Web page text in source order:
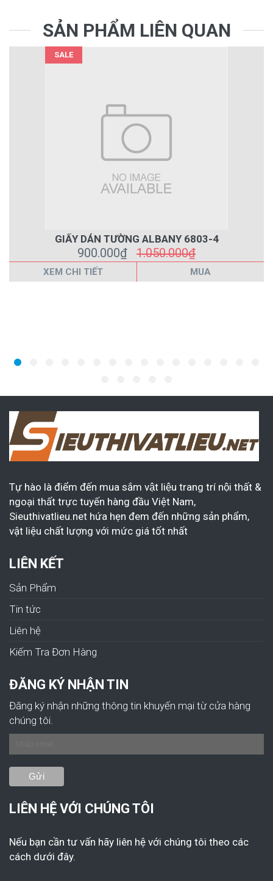
SẢN PHẨM LIÊN QUAN
SALE
GIẤY DÁN TƯỜNG ALBANY 6803-4
900.000₫ 1.050.000₫
XEM CHI TIẾT MUA
Tự hào là điểm đến mua sắm vật liệu trang trí nội thất &
ngoại thất trực tuyến hàng đầu Việt Nam,
Sieuthivatlieu.net hứa hẹn đem đến những sản phẩm,
vật liệu chất lượng với mức giá tốt nhất
LIÊN KẾT
Sản Phẩm
Tin tức
Liên hệ
Kiếm Tra Đơn Hàng
ĐĂNG KÝ NHẬN TIN
Đăng ký nhận những thông tin khuyến mại từ cửa hàng
chúng tôi.
LIÊN HỆ VỚI CHÚNG TÔI
Nếu bạn cần tư vấn hãy liên hệ với chúng tôi theo các
cách dưới đây.